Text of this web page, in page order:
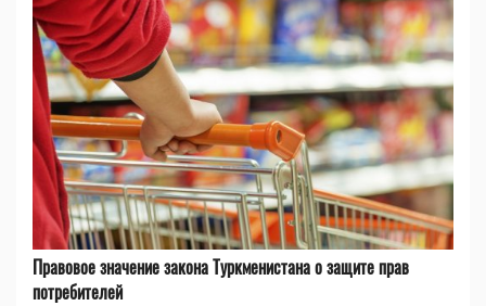
Правовое значение закона Туркменистана о защите прав
потребителей